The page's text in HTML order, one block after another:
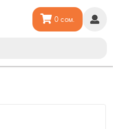
0 сом.